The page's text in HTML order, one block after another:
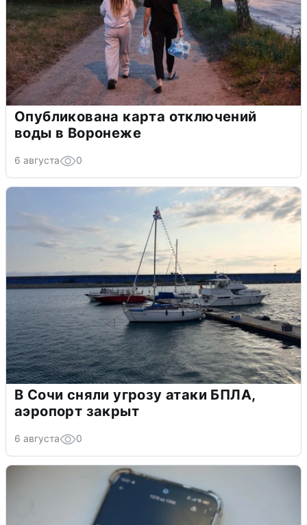
Опубликована карта отключений
воды в Воронеже
6 августа 0
В Сочи сняли угрозу атаки БПЛА,
аэропорт закрыт
6 августа 0